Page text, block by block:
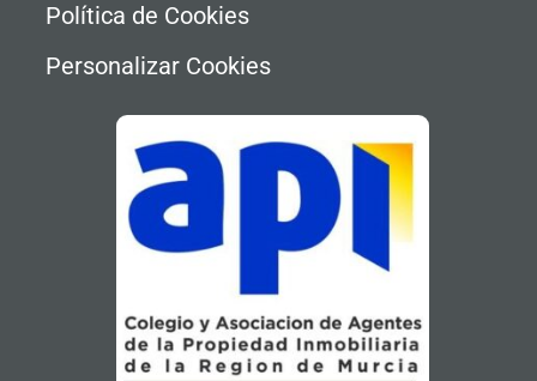
Política de Cookies
Personalizar Cookies